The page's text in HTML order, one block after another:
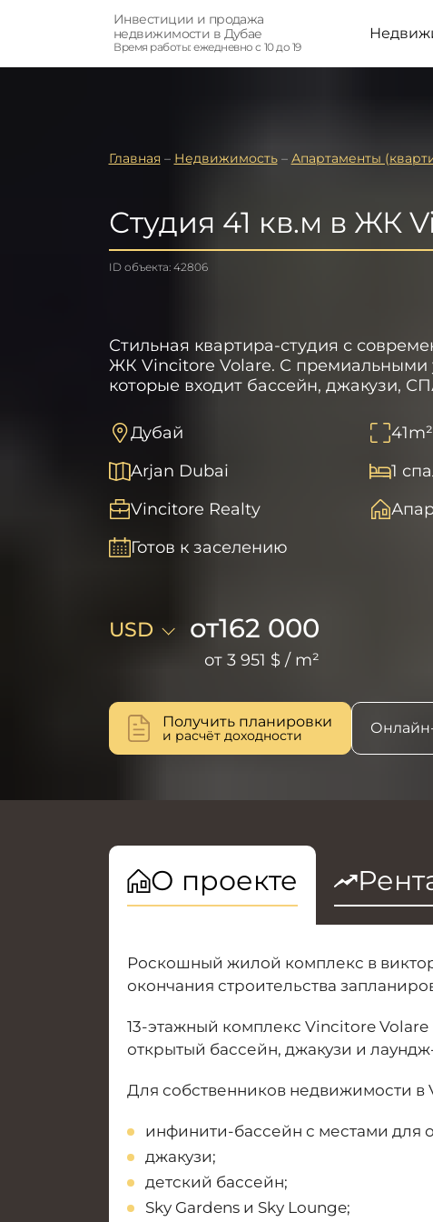
Инвестиции и продажа
недвижимости в Дубае
Время работы: ежедневно с 10 до 19
Главная – Недвижимость– Апартаменты
Студия 41 кв.м в ЖК
ID объекта: 42806
Стильная квартира-студия с
ЖК Vincitore Volare. С премиальными
которые входит бассейн, джакузи,
Дубай 41m²
Arjan Dubai
1
Vincitore Realty
Готов к заселению
USD от162 000
от 3 951 $/ m²
Получить планировки
и расчёт доходности
О проекте
Роскошный жилой комплекс в
окончания строительства
13-этажный комплекс Vincitore
открытый бассейн, джакузи и
Для собственников недвижимости
инфинити-бассейн с местами для
джакузи;
детский бассейн;
Sky Gardens и Sky Lounge;